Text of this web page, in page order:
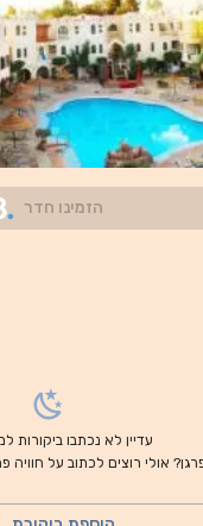
מ/אל שדה התעופה
הזמינו חדר
עדיין לא נכתבו ביקורות
אולי רוצים לכתוב על חוויה